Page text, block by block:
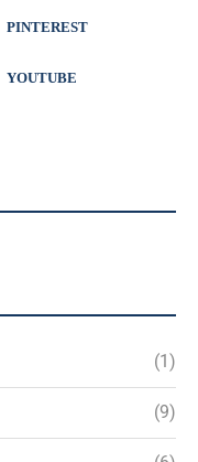
PINTEREST
YOUTUBE
(1)
(9)